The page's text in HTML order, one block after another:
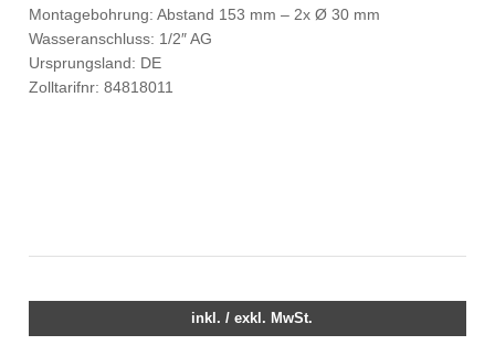
Montagebohrung: Abstand 153 mm – 2x Ø 30 mm
Wasseranschluss: 1/2″ AG
Ursprungsland: DE
Zolltarifnr: 84818011
inkl. / exkl. MwSt.